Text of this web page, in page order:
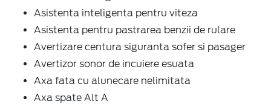
Asistenta inteligenta pentru viteza
Asistenta pentru pastrarea benzii de rulare
Avertizare centura siguranta sofer si pasager
Avertizor sonor de incuiere esuata
Axa fata cu alunecare nelimitata
Axa spate Alt A